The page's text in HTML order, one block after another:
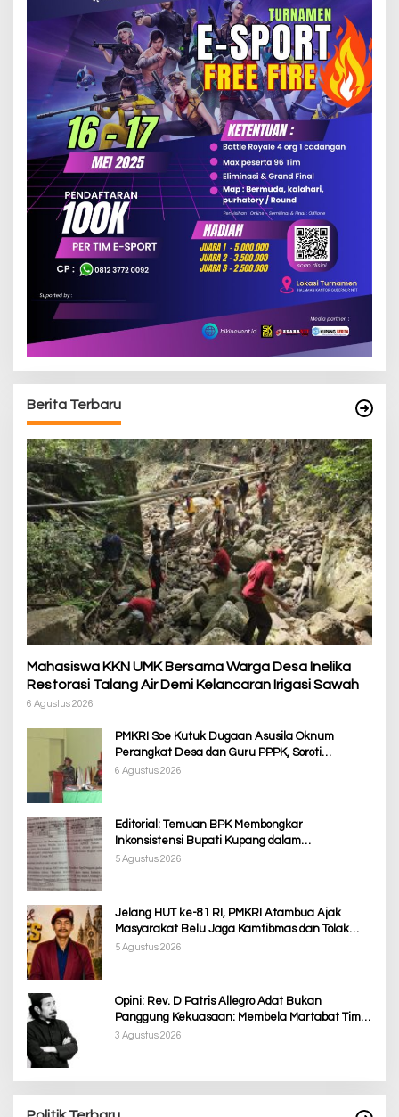
Berita Terbaru
Mahasiswa KKN UMK Bersama Warga Desa Inelika
Restorasi Talang Air Demi Kelancaran Irigasi Sawah
6 Agustus 2026
PMKRI Soe Kutuk Dugaan Asusila Oknum
Perangkat Desa dan Guru PPPK, Soroti
Ketimpangan Penanganan Pemkab TTS
6 Agustus 2026
Editorial: Temuan BPK Membongkar
Inkonsistensi Bupati Kupang dalam
Menjalankan Regulasi
5 Agustus 2026
Jelang HUT ke-81 RI, PMKRI Atambua Ajak
Masyarakat Belu Jaga Kamtibmas dan Tolak
Provokasi
5 Agustus 2026
Opini: Rev. D Patris Allegro Adat Bukan
Panggung Kekuasaan: Membela Martabat Timor
dari Politik Simbolik
3 Agustus 2026